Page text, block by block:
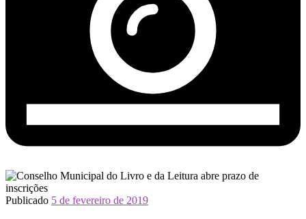
Publicado 5 de fevereiro de 2019